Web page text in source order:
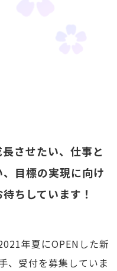
させたい、 仕事と
目標の実現に向け
ちしています！
年夏にOPENした新
、受付を募集していま